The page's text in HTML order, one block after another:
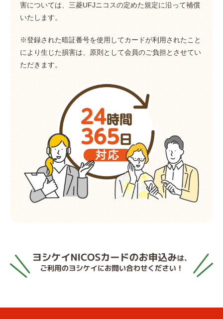
害については、三菱UFJニコスの定めた規定に沿って補償
いたします。
※登録された暗証番号を使用してカードが利用されたこと
により生じた損害は、原則として会員のご負担とさせてい
ただきます。